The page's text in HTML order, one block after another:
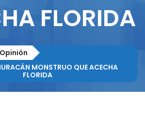
FLORIDA
Opinión
MONSTRUO QUE ACECHA
FLORIDA